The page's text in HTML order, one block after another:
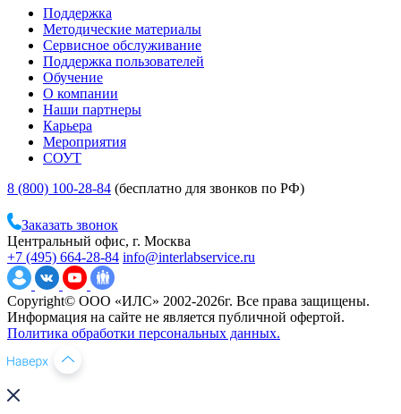
Поддержка
Методические материалы
Сервисное обслуживание
Поддержка пользователей
Обучение
О компании
Наши партнеры
Карьера
Мероприятия
СОУТ
8 (800) 100-28-84 (бесплатно для звонков по РФ)
Заказать звонок
Центральный офис, г. Москва
+7 (495) 664-28-84 info@interlabservice.ru
Copyright© ООО «ИЛС» 2002-2026г. Все права защищены.
Информация на сайте не является публичной офертой.
Политика обработки персональных данных.